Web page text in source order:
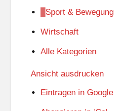
Sport & Bewegung
Wirtschaft
Alle Kategorien
Ansicht ausdrucken
Eintragen in Google